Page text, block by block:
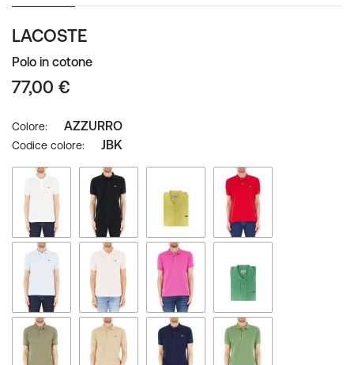
all'inizio
della
di
LACOSTE
Polo in cotone
77,00 €
Colore AZZURRO
Codice colore JBK